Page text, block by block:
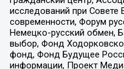
исследований при Совете
современности, Форум
Немецко-русский обмен,
выбор, Фонд
фонд, Фонд Будущее
информации, Проект